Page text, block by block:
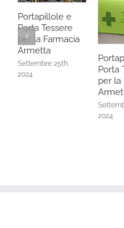
Portapillole e
Porta Tessere
per la Farmacia
Armetta
Settembre 25th,
2024
Porta
per la
2024